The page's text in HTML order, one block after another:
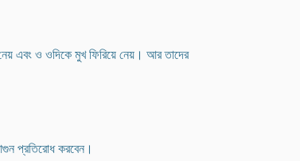
এবং ও ওদিকে মুখ ফিরিয়ে নেয়। আর তাদের
প্রতিরোধ করবেন।